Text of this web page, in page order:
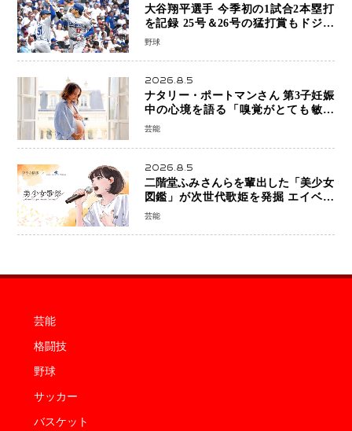
大谷翔平選手 今季初の1試合2本塁打
を記録 25号＆26号の猛打賞もドジャ
ースは今季ワーストの6連敗
野球
2026.8.5
ナタリー・ポートマンさん 第3子妊娠
中の心境を語る「嗅覚がとても敏感
に」マタニティフォトも公開
芸能
2026.8.5
二階堂ふみさんらを輩出した「美少女
図鑑」が次世代歌姫を発掘 エイベッ
クスと「美少女歌祭2026」開催決定
芸能
芸能
格闘技
野球
サッカー
バスケット